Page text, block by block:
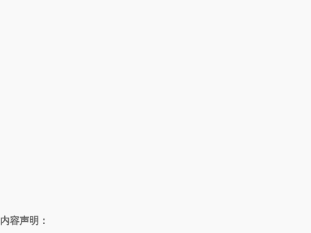
内容声明：